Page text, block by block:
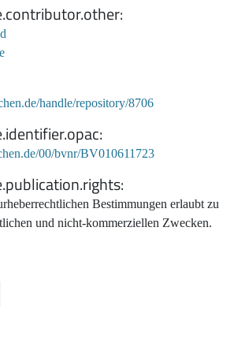
handle/repository/8706
00/bvnr/BV010611723
Bestimmungen erlaubt zu
und nicht-kommerziellen Zwecken.